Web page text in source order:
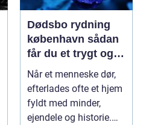
Dødsbo rydning
københavn sådan
får du et trygt og
professionelt
forløb
Når et menneske dør,
efterlades ofte et hjem
fyldt med minder,
ejendele og historie.